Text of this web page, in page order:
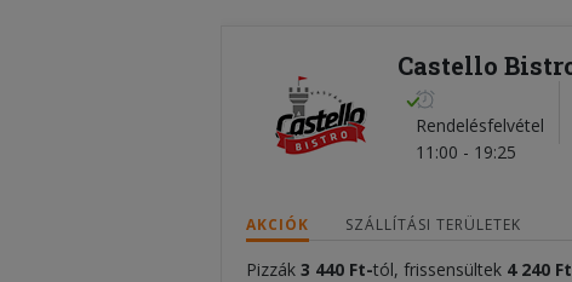
Castello
Rendelésfelvétel
11:00 - 19:25
AKCIÓK SZÁLLÍTÁSI TERÜLETEK
Pizzák 3 440 Ft-tól, frissensültek 4 240 Ft